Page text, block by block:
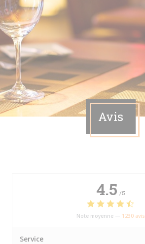
Avis
4.5 /5
Note moyenne — 1230 avis
Service